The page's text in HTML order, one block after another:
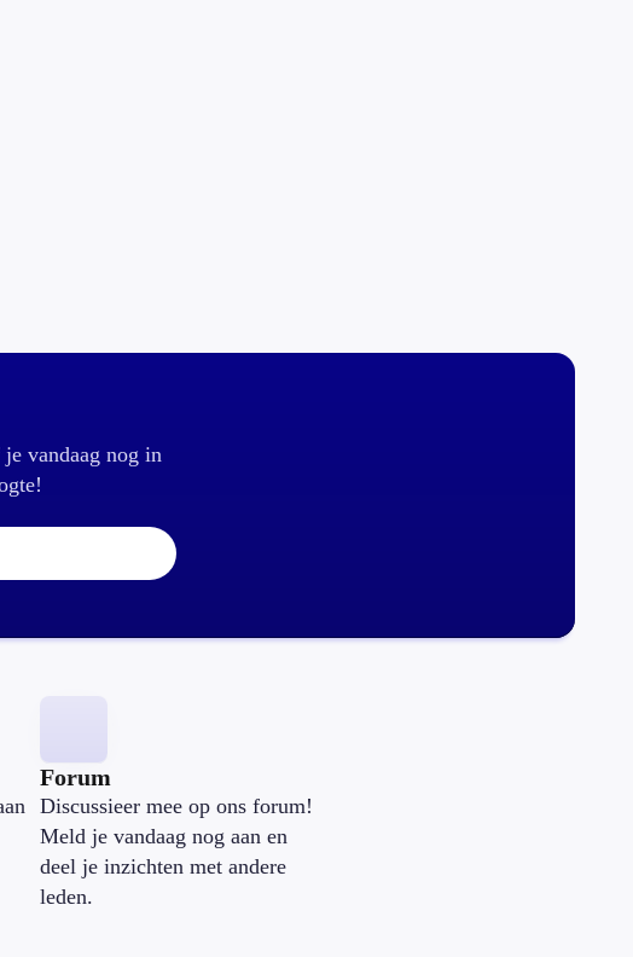
vandaag nog in
Forum
Discussieer mee op ons forum!
Meld je vandaag nog aan en
deel je inzichten met andere
leden.